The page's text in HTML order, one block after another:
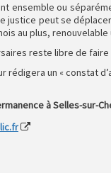
ensemble ou
justice peut se
au plus,
reste libre de
rédigera un « constat
à Selles-sur-